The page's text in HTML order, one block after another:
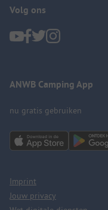
Volg ons
ANWB Camping App
nu gratis gebruiken
Imprint
Jouw privacy